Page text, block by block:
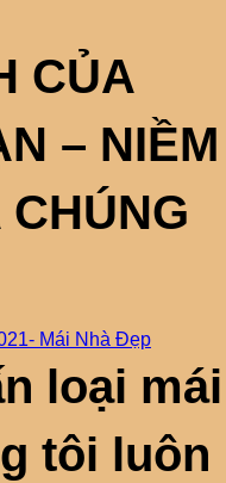
CỦA
– NIỀM
loại mái
tôi luôn